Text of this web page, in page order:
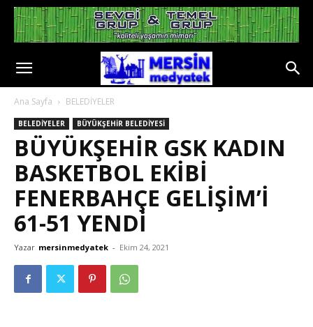
Ana Sayfa BELEDİYELER
BELEDİYELER BÜYÜKŞEHİR BELEDİYESİ
BÜYÜKŞEHİR GSK KADIN
BASKETBOL EKİBİ
FENERBAHÇE GELİŞİM’İ
61-51 YENDİ
Yazar mersinmedyatek - Ekim 24, 2021